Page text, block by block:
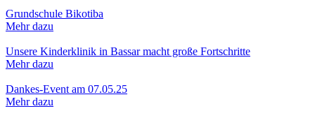
Grundschule Bikotiba
Mehr dazu
Unsere Kinderklinik in Bassar macht große Fortschritte
Mehr dazu
Dankes-Event am 07.05.25
Mehr dazu